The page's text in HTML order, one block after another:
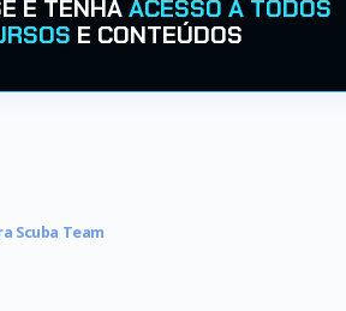
E TENHAACESSO A TODOS
E CONTEÚDOS
Scuba Team